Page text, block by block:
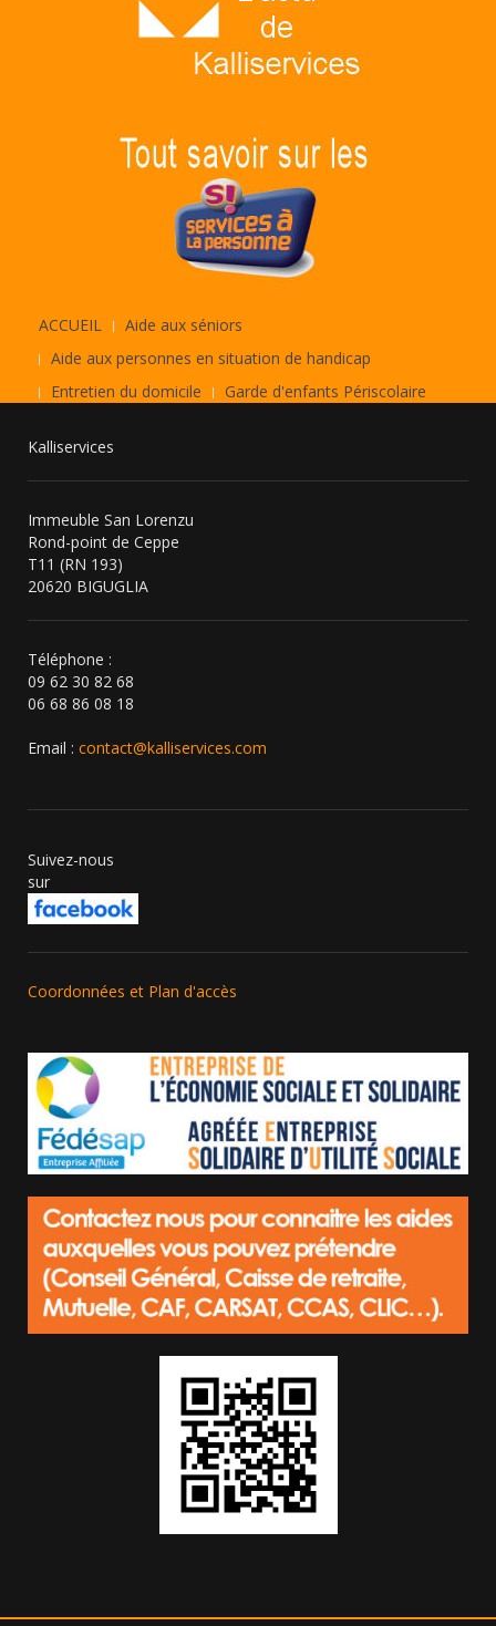
ACCUEIL
Aide aux séniors
Aide aux personnes en situation de handicap
Entretien du domicile
Garde d'enfants Périscolaire
Kalliservices
Immeuble San Lorenzu
Rond-point de Ceppe
T11 (RN 193)
20620 BIGUGLIA
Téléphone :
09 62 30 82 68
06 68 86 08 18
Email : contact@kalliservices.com
Suivez-nous
sur
Coordonnées et Plan d'accès